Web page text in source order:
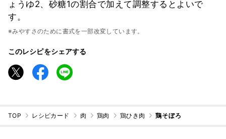
ょうゆ2、砂糖1の割合で加えて調整するとよいで
す。
※みやすさのために書式を一部改変しています。
このレシピをシェアする
TOP レシピカード 肉 鶏肉 鶏ひき肉 鶏そぼろ